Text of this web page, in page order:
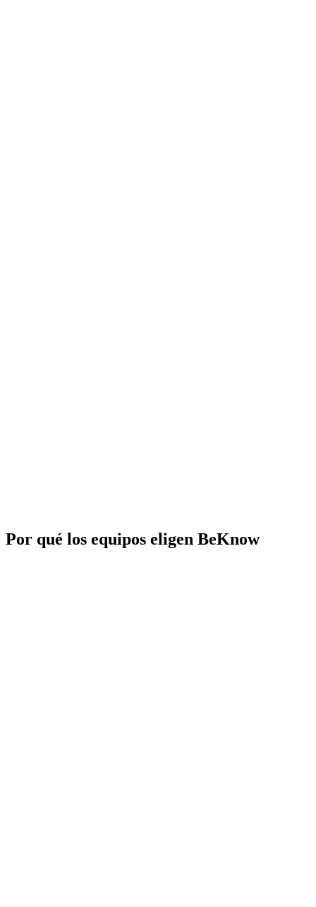
Por qué los equipos eligen BeKnow